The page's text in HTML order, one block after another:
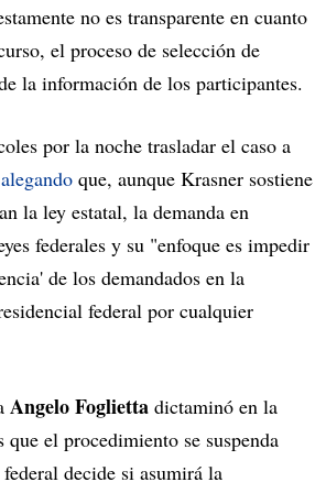
no es transparente en cuanto
el proceso de selección de
la información de los participantes.
por la noche trasladar el caso a
alegando que, aunque Krasner sostiene
la ley estatal, la demanda en
federales y su "enfoque es impedir
de los demandados en la
federal por cualquier
Angelo Foglietta dictaminó en la
que el procedimiento se suspenda
decide si asumirá la